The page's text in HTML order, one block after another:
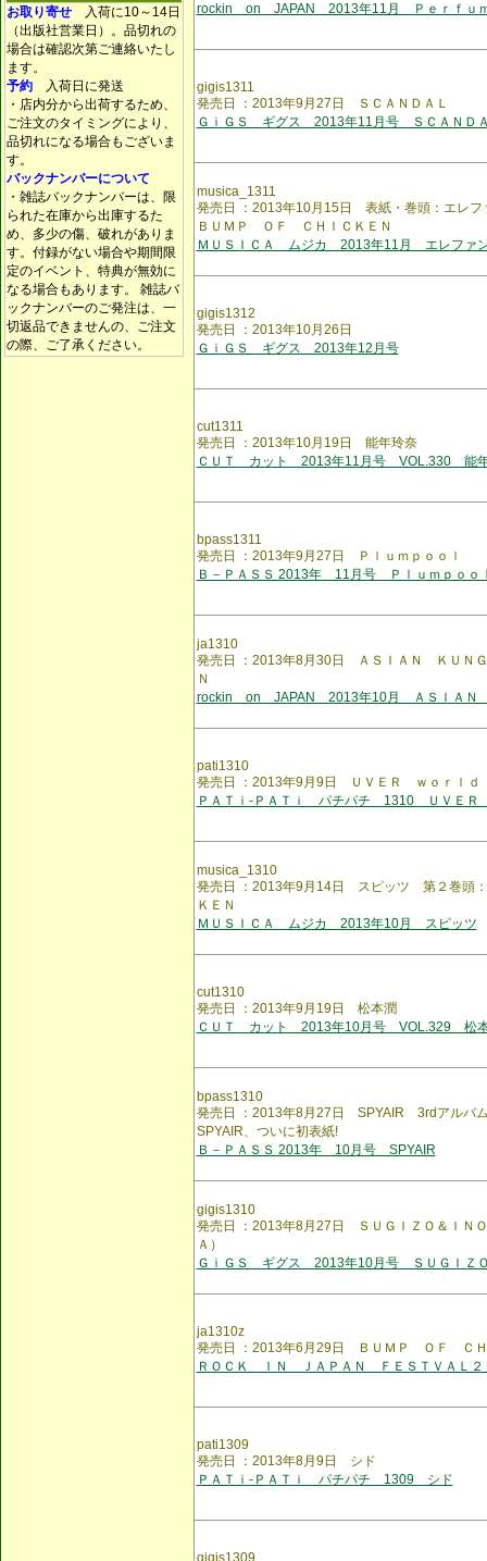
お取り寄せ 入荷に10～14日
（出版社営業日）。品切れの
場合は確認次第ご連絡いたし
ます。
予約 入荷日に発送
・店内分から出荷するため、
ご注文のタイミングにより、
品切れになる場合もございま
す。
バックナンバーについて
・雑誌バックナンバーは、限
られた在庫から出庫するた
め、多少の傷、破れがありま
す。付録がない場合や期間限
定のイベント、特典が無効に
なる場合もあります。 雑誌バ
ックナンバーのご発注は、一
切返品できませんの、ご注文
の際、ご了承ください。
rockin on JAPAN 2013年11月 Ｐｅｒｆｕ
gigis1311
発売日 ：2013年9月27日 ＳＣＡＮＤＡＬ
ＧｉＧＳ ギグス 2013年11月号 ＳＣＡＮＤ
musica_1311
発売日 ：2013年10月15日 表紙・巻頭：エレ
ＢＵＭＰ ＯＦ ＣＨＩＣＫＥＮ
ＭＵＳＩＣＡ ムジカ 2013年11月 エレファ
gigis1312
発売日 ：2013年10月26日
ＧｉＧＳ ギグス 2013年12月号
cut1311
発売日 ：2013年10月19日 能年玲奈
ＣＵＴ カット 2013年11月号 VOL.330 能
bpass1311
発売日 ：2013年9月27日 Ｐｌｕｍｐｏｏｌ
Ｂ－ＰＡＳＳ 2013年 11月号 Ｐｌｕｍｐｏｏ
ja1310
発売日 ：2013年8月30日 ＡＳＩＡＮ ＫＵＮＧ
Ｎ
rockin on JAPAN 2013年10月 ＡＳＩＡＮ
pati1310
発売日 ：2013年9月9日 ＵＶＥＲ ｗｏｒｌｄ
ＰＡＴｉ-ＰＡＴｉ パチパチ 1310 ＵＶＥ
musica_1310
発売日 ：2013年9月14日 スピッツ 第２巻頭
ＫＥＮ
ＭＵＳＩＣＡ ムジカ 2013年10月 スピッツ
cut1310
発売日 ：2013年9月19日 松本潤
ＣＵＴ カット 2013年10月号 VOL.329 松
bpass1310
発売日 ：2013年8月27日 SPYAIR 3rdアルバ
SPYAIR、ついに初表紙!
Ｂ－ＰＡＳＳ 2013年 10月号 SPYAIR
gigis1310
発売日 ：2013年8月27日 ＳＵＧＩＺＯ＆ＩＮ
Ａ）
ＧｉＧＳ ギグス 2013年10月号 ＳＵＧＩＺ
ja1310z
発売日 ：2013年6月29日 ＢＵＭＰ ＯＦ ＣＨ
ＲＯＣＫ ＩＮ ＪＡＰＡＮ ＦＥＳＴＶＡＬ２
pati1309
発売日 ：2013年8月9日 シド
ＰＡＴｉ-ＰＡＴｉ パチパチ 1309 シド
gigis1309